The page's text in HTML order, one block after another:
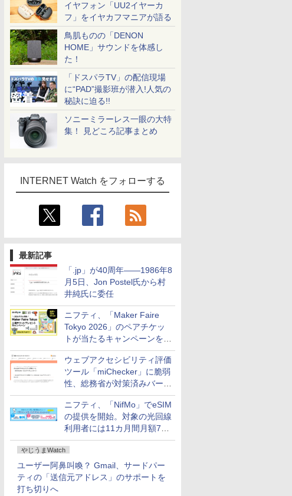
イヤフォン「UU2イヤーカ
フ」をイヤカフマニアが語る
鳥肌ものの「DENON
HOME」サウンドを体感し
た！
「ドスパラTV」の配信現場
に“PAD”撮影班が潜入!人気の
秘訣に迫る!!
ソニーミラーレス一眼の大特
集！ 見どころ記事まとめ
INTERNET Watch をフォローする
最新記事
「.jp」が40周年――1986年8
月5日、Jon Postel氏から村
井純氏に委任
ニフティ、「Maker Faire
Tokyo 2026」のペアチケッ
トが当たるキャンペーンをX
で実施。8月16日まで
ウェブアクセシビリティ評価
ツール「miChecker」に脆弱
性、総務省が対策済みバージ
ョンへの更新を呼び掛け
ニフティ、「NifMo」でeSIM
の提供を開始。対象の光回線
利用者には11カ月間月額770
円割引のキャンペーン
やじうまWatch
ユーザー阿鼻叫喚？ Gmail、サードパー
ティの「送信元アドレス」のサポートを
打ち切りへ